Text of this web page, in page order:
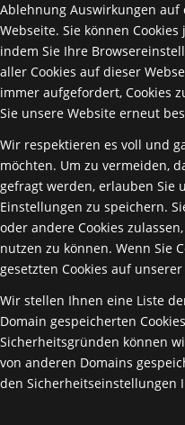
Ablehnung Auswirkungen
Webseite. Sie können
indem Sie Ihre
aller Cookies auf dieser
immer aufgefordert, Cookies
Sie unsere Website erneut
Wir respektieren es voll und
möchten. Um zu vermeiden,
gefragt werden, erlauben Sie
Einstellungen zu speichern.
oder andere Cookies
nutzen zu können. Wenn Sie
gesetzten Cookies auf
Wir stellen Ihnen eine Liste
Domain gespeicherten
Sicherheitsgründen können
von anderen Domains
den Sicherheitseinstellungen